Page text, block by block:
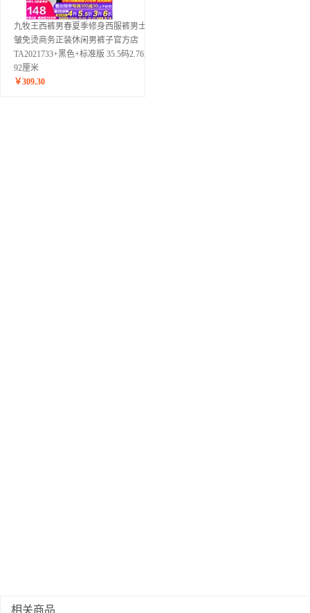
九牧王西裤男春夏季修身西服裤男士抗
皱免烫商务正装休闲男裤子官方店
TA2021733+黑色+标准版 35.5码2.76尺
92厘米
￥309.30